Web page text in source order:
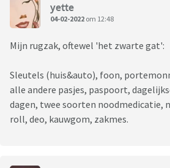
yette
04-02-2022 om 12:48
Mijn rugzak, oftewel 'het zwarte gat':
Sleutels (huis&auto), foon,
alle andere pasjes, paspoort,
dagen, twee soorten noodmedicatie,
roll, deo, kauwgom, zakmes.